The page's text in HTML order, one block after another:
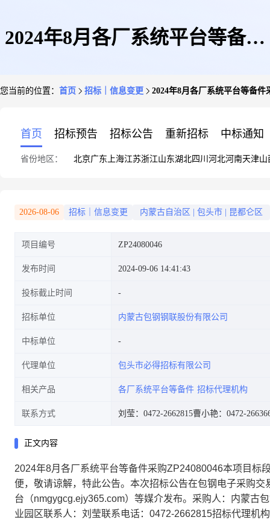
2024年8月各厂系统平台等备件
您当前的位置： 首页 招标｜信息变更 2024年8月各厂系统平台等备件
首页 招标预告 招标公告 重新招标 中标通知
省份地区： 北京广东 上海江苏浙江山东湖北四川 河北河南天津山
2026-08-06 招标｜信息变更 内蒙古自治区 包头市 昆都仑区
项目编号 ZP24080046
发布时间 2024-09-06 14:41:43
投标截止时间
招标单位 内蒙古包钢钢联股份有限公司
中标单位
代理单位 包头市必得招标有限公司
相关产品 各厂系统平台等备件 招标代理机构
联系方式 刘莹：0472-2662815曹小艳：0472-
正文内容
2024年8月各厂系统平台等备件采购ZP24080046本项目标
便，敬请谅解，特此公告。本次招标公告在包钢电子采购
台（nmgygcg.ejy365.com）等媒介发布。采购人：内蒙古
业园区联系人：刘莹联系电话：0472-2662815招标代理机